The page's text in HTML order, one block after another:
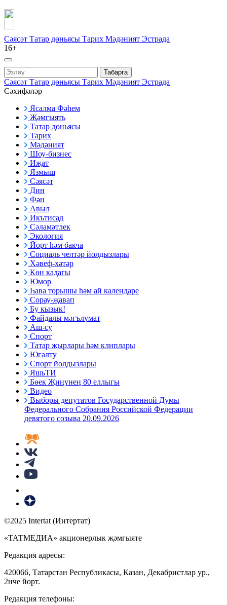
Сәясәт Татар дөньясы Тарих Мәдәният Эстрада
16+
Табарга
Сәясәт Татар дөньясы Тарих Мәдәният Эстрада
Сәхифәләр
Ясалма Фәһем
Җәмгыять
Татар дөньясы
Тарих
Мәдәният
Шоу-бизнес
Иҗат
Язмыш
Сәясәт
Дин
Фән
Авыл
Икътисад
Сәламәтлек
Экология
Йорт һәм бакча
Социаль челтәр йолдызлары
Хәвеф-хәтәр
Көн кадагы
Юмор
Һава торышы һәм ай календаре
Сорау-җавап
Бу кызык!
Файдалы мәгълүмат
Аш-су
Спорт
Татар җырлары һәм клиплары
Югалту
Спорт йолдызлары
ЯшьТИ
Бөек Җиңүнең 80 еллыгы
Видео
Выборы депутатов Государственной Думы
Федерального Собрания Российской Федерации
девятого созыва 20.09.2026
©2025 Intertat (Интертат)
«ТАТМЕДИА» акционерлык җәмгыяте
Редакция адресы:
420066, Татарстан Республикасы, Казан, Декабристлар ур.,
2нче йорт.
Редакция телефоны: